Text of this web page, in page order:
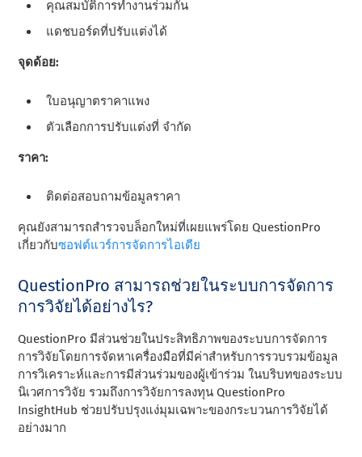
คุณสมบัติการทํางานร่วมกัน
แดชบอร์ดที่ปรับแต่งได้
จุดด้อย:
ใบอนุญาตราคาแพง
ตัวเลือกการปรับแต่งที่ จํากัด
ราคา:
ติดต่อสอบถามข้อมูลราคา
คุณยังสามารถสํารวจบล็อกใหม่ที่เผยแพร่โดย QuestionPro
เกี่ยวกับซอฟต์แวร์การจัดการไอเดีย
QuestionPro สามารถช่วยในระบบการจัดการ
การวิจัยได้อย่างไร?
QuestionPro มีส่วนช่วยในประสิทธิภาพของระบบการจัดการ
การวิจัยโดยการจัดหาเครื่องมือที่มีค่าสําหรับการรวบรวมข้อมูล
การวิเคราะห์และการมีส่วนร่วมของผู้เข้าร่วม ในบริบทของระบบ
นิเวศการวิจัย รวมถึงการวิจัยการลงทุน QuestionPro
InsightHub ช่วยปรับปรุงแง่มุมเฉพาะของกระบวนการวิจัยได้
อย่างมาก